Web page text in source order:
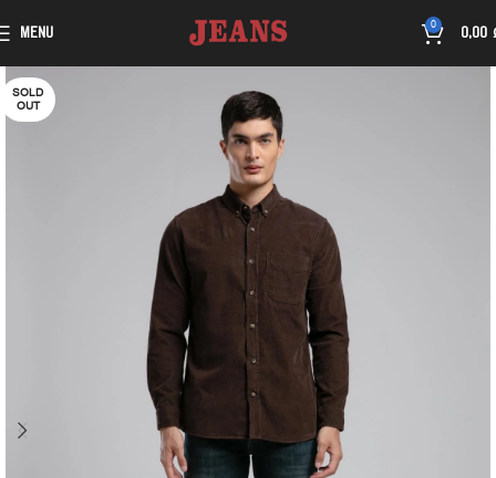
MENU
0
0,00
SOLD
OUT